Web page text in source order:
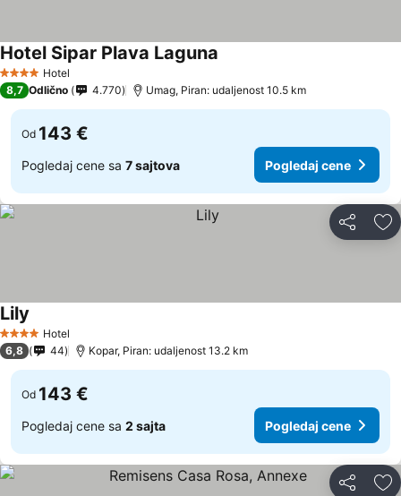
4 ZvezdiceHotel
Hotel Sipar Plava Laguna
8,7 Odlično 4.770 Umag, Piran: udaljenost 10.5 km
Od 143 €
Pogledaj cene sa 7 sajtova Pogledaj cene
Deli
4 ZvezdiceHotel
Lily
6,8 44 Kopar, Piran: udaljenost 13.2 km
Od 143 €
Pogledaj cene sa 2 sajta Pogledaj cene
Deli